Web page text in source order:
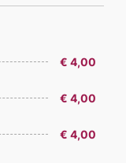
€ 4,00
€ 4,00
€ 4,00